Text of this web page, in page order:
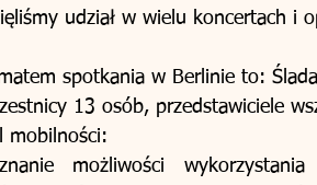
udział w wielu koncertach i
spotkania w Berlinie to:
13 osób, przedstawiciele
mobilności:
możliwości